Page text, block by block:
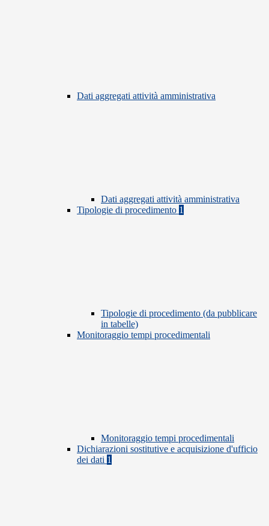
Dati aggregati attività amministrativa
Dati aggregati attività amministrativa
Tipologie di procedimento 1
Tipologie di procedimento (da pubblicare
in tabelle)
Monitoraggio tempi procedimentali
Monitoraggio tempi procedimentali
Dichiarazioni sostitutive e acquisizione d'ufficio
dei dati 1